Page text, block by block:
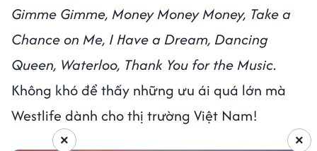
Gimme Gimme, Money Money Money, Take a
Chance on Me, I Have a Dream, Dancing
Queen, Waterloo, Thank You for the Music.
Không khó để thấy những ưu ái quá lớn mà
Westlife dành cho thị trường Việt Nam!
×
×